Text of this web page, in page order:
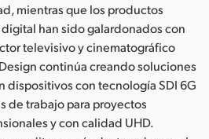
mientras que los productos
han sido galardonados con
televisivo y cinematográfico
continúa creando soluciones
dispositivos con tecnología SDI 6G
de trabajo para proyectos
y con calidad UHD.